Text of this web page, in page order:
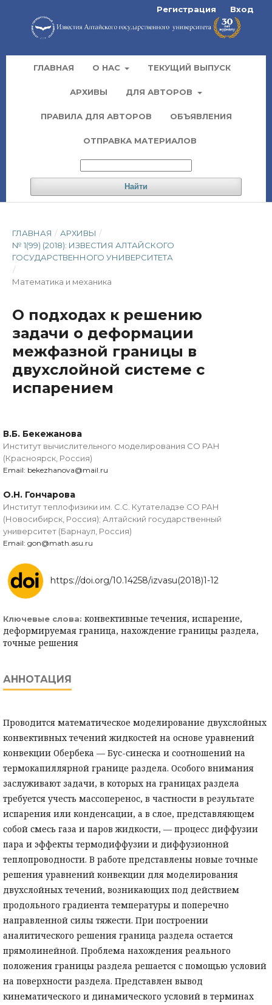
ГЛАВНАЯ О НАС ТЕКУЩИЙ ВЫПУСК
АРХИВЫ ДЛЯ АВТОРОВ
ПРАВИЛА ДЛЯ АВТОРОВ ОБЪЯВЛЕНИЯ
ОТПРАВКА МАТЕРИАЛОВ
Найти
Регистрация Вход
ГЛАВНАЯ / АРХИВЫ /
№ 1(99) (2018): ИЗВЕСТИЯ АЛТАЙСКОГО
ГОСУДАРСТВЕННОГО УНИВЕРСИТЕТА
/
Математика и механика
О подходах к решению
задачи о деформации
межфазной границы в
двухслойной системе с
испарением
В.Б. Бекежанова
Институт вычислительного моделирования СО РАН
(Красноярск, Россия)
Email: bekezhanova@mail.ru
О.Н. Гончарова
Институт теплофизики им. С.С. Кутателадзе СО РАН
(Новосибирск, Россия); Алтайский государственный
университет (Барнаул, Россия)
Email: gon@math.asu.ru
https://doi.org/10.14258/izvasu(2018)1-12
Ключевые слова: конвективные течения, испарение,
деформируемая граница, нахождение границы раздела,
точные решения
АННОТАЦИЯ
Проводится математическое моделирование двухслойных
конвективных течений жидкостей на основе уравнений
конвекции Обербека — Бус-синеска и соотношений на
термокапиллярной границе раздела. Особого внимания
заслуживают задачи, в которых на границах раздела
требуется учесть массоперенос, в частности в результате
испарения или конденсации, а в слое, представляющем
собой смесь газа и паров жидкости, — процесс диффузии
пара и эффекты термодиффузии и диффузионной
теплопроводности. В работе представлены новые точные
решения уравнений конвекции для моделирования
двухслойных течений, возникающих под действием
продольного градиента температуры и поперечно
направленной силы тяжести. При построении
аналитического решения граница раздела остается
прямолинейной. Проблема нахождения реального
положения границы раздела решается с помощью условий
на поверхности раздела. Представлен вывод
кинематического и динамического условий в терминах